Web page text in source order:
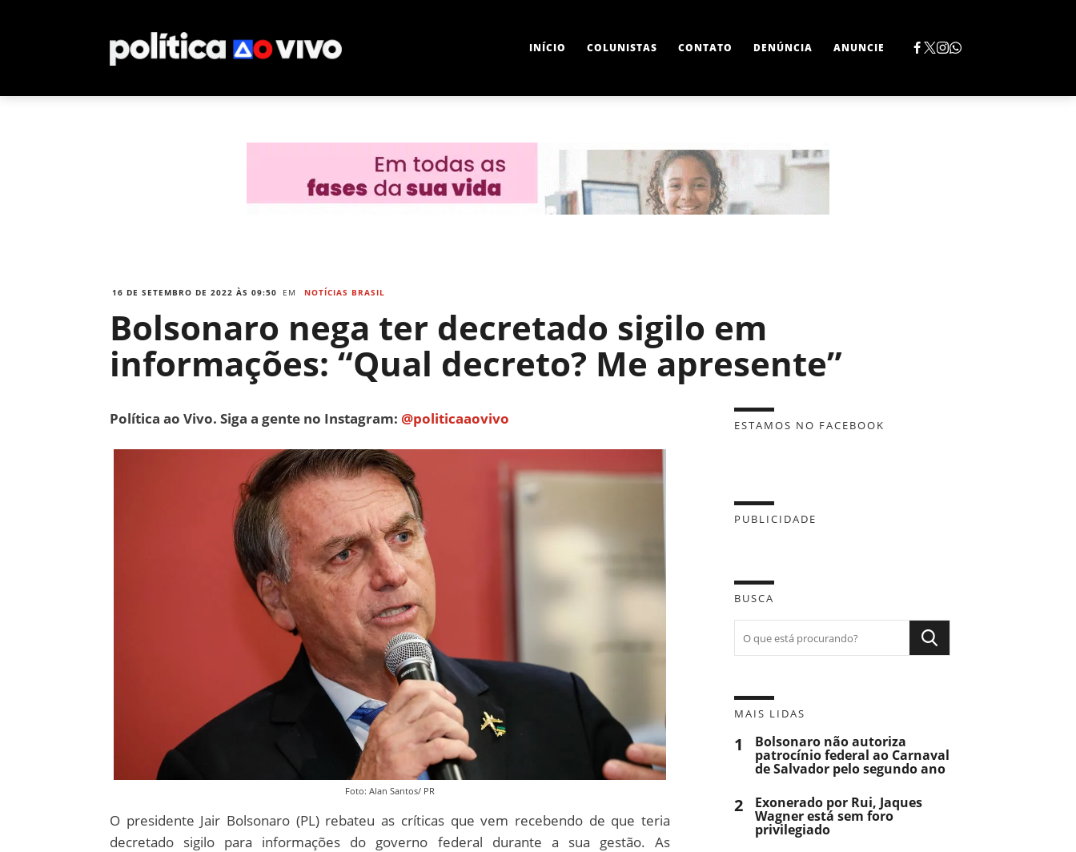
INÍCIO COLUNISTAS CONTATO DENÚNCIA ANUNCIE
16 DE SETEMBRO DE 2022 ÀS 09:50 EM NOTÍCIAS BRASIL
Bolsonaro nega ter decretado sigilo em
informações: “Qual decreto? Me apresente”
Política ao Vivo. Siga a gente no Instagram: @politicaaovivo
Foto: Alan Santos/ PR
O presidente Jair Bolsonaro (PL) rebateu as críticas que vem recebendo de que teria
decretado sigilo para informações do governo federal durante a sua gestão. As
ESTAMOS NO FACEBOOK
PUBLICIDADE
BUSCA
MAIS LIDAS
1 Bolsonaro não autoriza
patrocínio federal ao Carnaval
de Salvador pelo segundo ano
2 Exonerado por Rui, Jaques
Wagner está sem foro
privilegiado